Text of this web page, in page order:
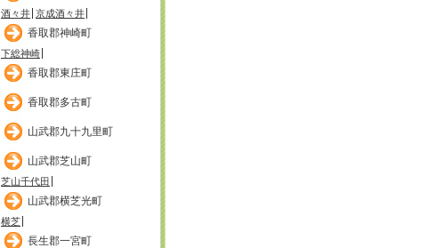
酒々井 京成酒々井
香取郡神崎町
下総神崎
香取郡東庄町
香取郡多古町
山武郡九十九里町
山武郡芝山町
芝山千代田
山武郡横芝光町
横芝
長生郡一宮町